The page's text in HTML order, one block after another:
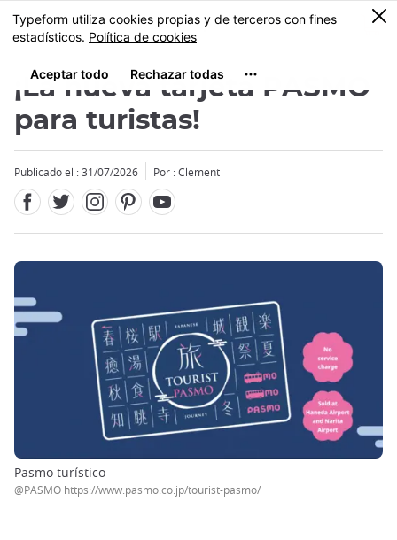
Tamaño
MENU
0
¡La nueva tarjeta PASMO
para turistas!
Publicado el : 31/07/2026 Por : Clement
Pasmo turístico
@PASMO https://www.pasmo.co.jp/tourist-pasmo/